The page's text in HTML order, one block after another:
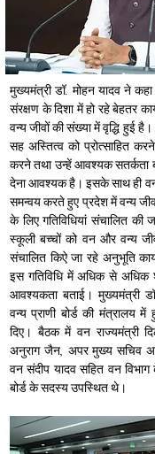
मुख्यमंत्री डॉ. मोहन यादव ने
संरक्षण के दिशा में हो रहे बेहतर
वन्य जीवों की संख्या में वृद्धि हुई
सह अस्तित्व को प्रोत्साहित
करने तथा उन्हें आवश्यक सतर्कता
देना आवश्यक है। इसके साथ ही वन
समन्वय करते हुए प्रदेश में वन्य
के लिए गतिविधियां संचालित की
स्कूली बच्चों को वन और वन्य
संचालित किऐ जा रहे अनुभूति
इस गतिविधि में अधिक से अधिक
आवश्यकता बताई। मुख्यमंत्री
वन्य प्राणी बोर्ड की मंत्रालय
दिए। बैठक में वन राज्यमंत्री
अनुराग जैन, अपर मुख्य सचिव
वन संदीप यादव सहित वन
बोर्ड के सदस्य उपस्थित थे।